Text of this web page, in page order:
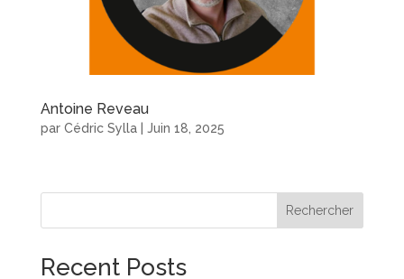
Antoine Reveau
par Cédric Sylla| Juin 18, 2025
Rechercher
Recent Posts